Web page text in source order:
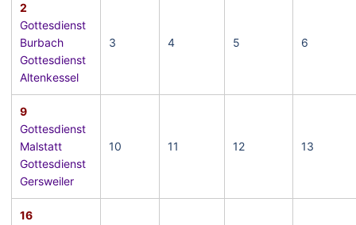
2
Gottesdienst
Burbach
Gottesdienst
Altenkessel
3 4 5 6
9
Gottesdienst
Malstatt
Gottesdienst
Gersweiler
10 11 12 13
16